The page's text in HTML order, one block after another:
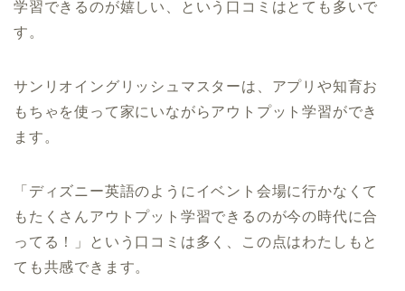
学習できるのが嬉しい、という口コミはとても多いで
す。
サンリオイングリッシュマスターは、アプリや知育お
もちゃを使って家にいながらアウトプット学習ができ
ます。
「ディズニー英語のようにイベント会場に行かなくて
もたくさんアウトプット学習できるのが今の時代に合
ってる！」という口コミは多く、この点はわたしもと
ても共感できます。